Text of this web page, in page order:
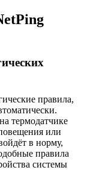
правила,
термодатчике
или
в норму,
правила
системы